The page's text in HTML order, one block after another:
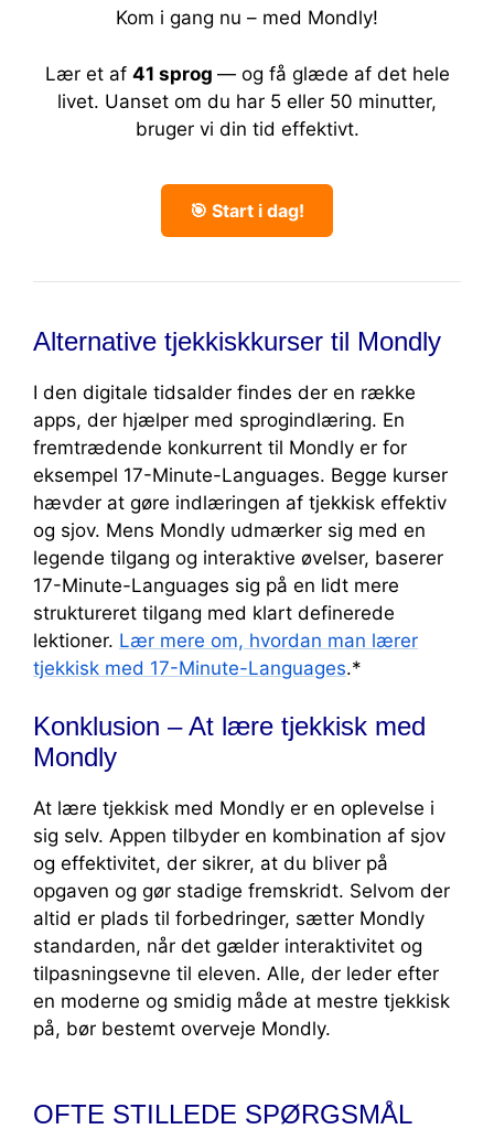
Kom i gang nu – med Mondly!
Lær et af 41 sprog — og få glæde af det hele
livet. Uanset om du har 5 eller 50 minutter,
bruger vi din tid effektivt.
🎯 Start i dag!
Alternative tjekkiskkurser til Mondly
I den digitale tidsalder findes der en række
apps, der hjælper med sprogindlæring. En
fremtrædende konkurrent til Mondly er for
eksempel 17-Minute-Languages. Begge kurser
hævder at gøre indlæringen af tjekkisk effektiv
og sjov. Mens Mondly udmærker sig med en
legende tilgang og interaktive øvelser, baserer
17-Minute-Languages sig på en lidt mere
struktureret tilgang med klart definerede
lektioner. Lær mere om, hvordan man lærer
tjekkisk med 17-Minute-Languages.*
Konklusion – At lære tjekkisk med
Mondly
At lære tjekkisk med Mondly er en oplevelse i
sig selv. Appen tilbyder en kombination af sjov
og effektivitet, der sikrer, at du bliver på
opgaven og gør stadige fremskridt. Selvom der
altid er plads til forbedringer, sætter Mondly
standarden, når det gælder interaktivitet og
tilpasningsevne til eleven. Alle, der leder efter
en moderne og smidig måde at mestre tjekkisk
på, bør bestemt overveje Mondly.
OFTE STILLEDE SPØRGSMÅL